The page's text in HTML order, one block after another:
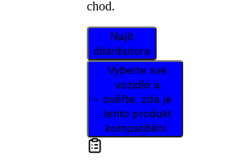
chod.
Najít
distributora
Vyberte své
vozidlo a
ověřte, zda je
tento produkt
kompatibilní.